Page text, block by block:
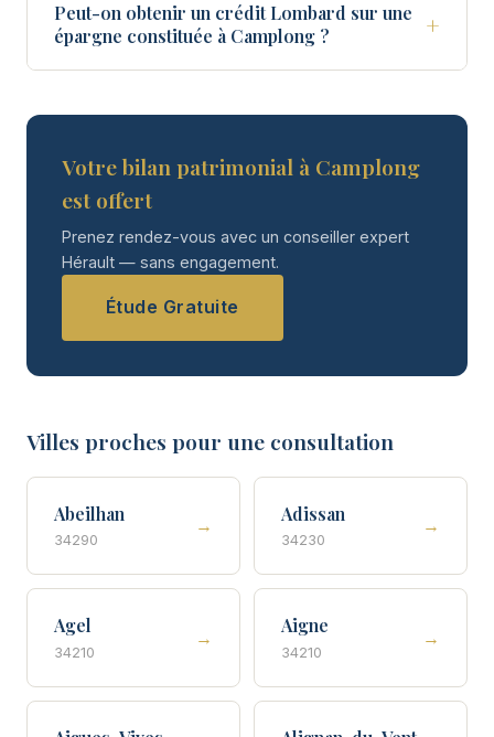
Peut-on obtenir un crédit Lombard sur une
épargne constituée à Camplong ?
+
Votre bilan patrimonial à Camplong
est offert
Prenez rendez-vous avec un conseiller expert
Hérault — sans engagement.
Étude Gratuite
Villes proches pour une consultation
Abeilhan
34290
→
Adissan
34230
→
Agel
34210
→
Aigne
34210
→